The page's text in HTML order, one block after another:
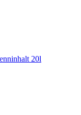
20l